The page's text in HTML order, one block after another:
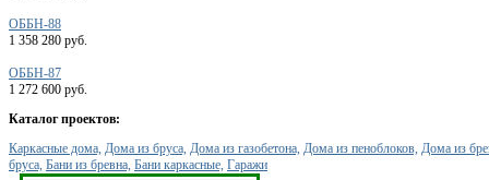
ОББН-88
1 358 280 руб.
ОББН-87
1 272 600 руб.
Каталог проектов:
Каркасные дома, Дома из бруса, Дома из газобетона, Дома из пеноблоков, Дома из
бруса, Бани из бревна, Бани каркасные, Гаражи